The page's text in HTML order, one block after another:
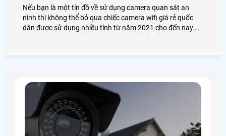
Nếu bạn là một tín đồ về sử dụng camera quan sát an
ninh thì không thể bỏ qua chiếc camera wifi giá rẻ quốc
dân được sử dụng nhiều tính từ năm 2021 cho đến nay.